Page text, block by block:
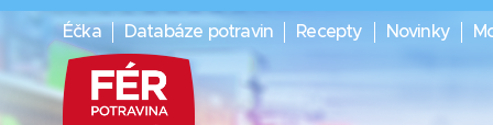
Éčka Databáze potravin Recepty Novinky